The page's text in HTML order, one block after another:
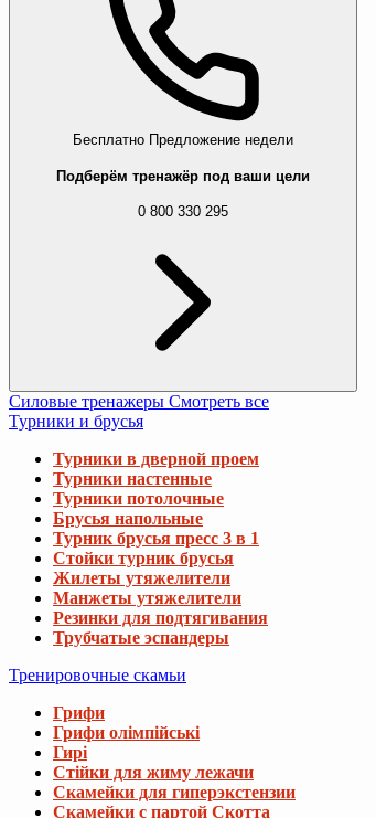
Бесплатно Предложение недели
Подберём тренажёр под ваши цели
0 800 330 295
Силовые тренажеры Смотреть все
Турники и брусья
Турники в дверной проем
Турники настенные
Турники потолочные
Брусья напольные
Турник брусья пресс 3 в 1
Стойки турник брусья
Жилеты утяжелители
Манжеты утяжелители
Резинки для подтягивания
Трубчатые эспандеры
Тренировочные скамьи
Грифи
Грифи олімпійські
Гирі
Стійки для жиму лежачи
Скамейки для гиперэкстензии
Скамейки с партой Скотта